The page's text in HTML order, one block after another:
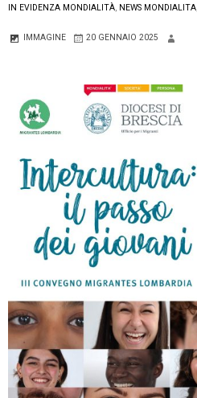
IN EVIDENZA MONDIALITÀ NEWS MONDIALITA
IMMAGINE 20 GENNAIO 2025